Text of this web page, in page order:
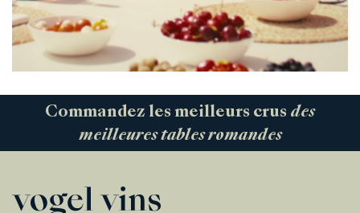
Commandez les meilleurs crus des
meilleures tables romandes